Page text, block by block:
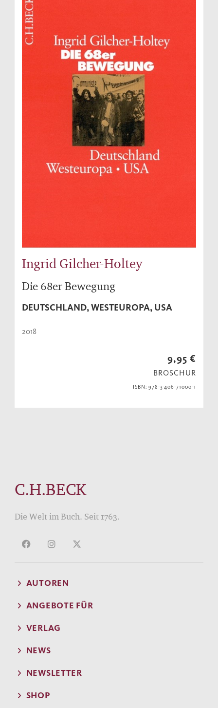
Ingrid Gilcher-Holtey
Die 68er Bewegung
DEUTSCHLAND, WESTEUROPA, USA
2018
9,95 €
BROSCHUR
ISBN: 978-3-406-71000-1
C.H.BECK
Die Welt im Buch. Seit 1763.
AUTOREN
ANGEBOTE FÜR
VERLAG
NEWS
NEWSLETTER
SHOP